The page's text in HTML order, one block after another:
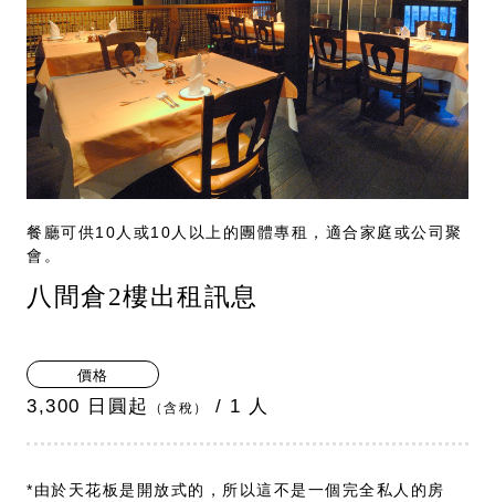
餐廳可供10人或10人以上的團體專租，適合家庭或公司聚
會。
八間倉2樓出租訊息
價格
3,300 日圓起 （含稅） / 1 人
*由於天花板是開放式的，所以這不是一個完全私人的房